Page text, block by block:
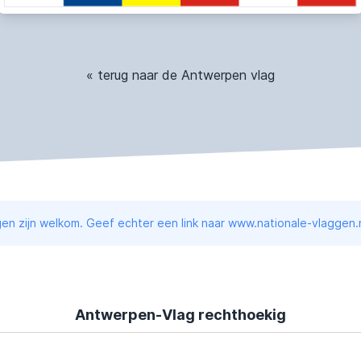
« terug naar de Antwerpen vlag
zijn welkom. Geef echter een link naar www.nationale-
Antwerpen-Vlag rechthoekig